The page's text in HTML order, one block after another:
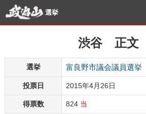
選挙
渋谷 正文
選挙 富良野市議会議員選挙
投票日 2015年4月26日
得票数 824 当